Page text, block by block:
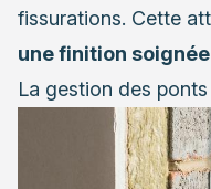
fissurations. Cette
une finition soignée
La gestion des